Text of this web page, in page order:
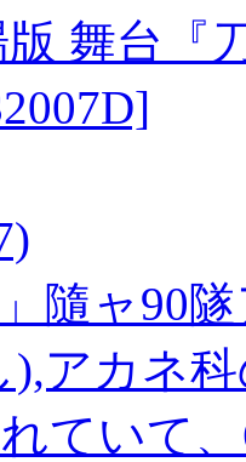
舞台『
隨ャ90
アカネ
ていて